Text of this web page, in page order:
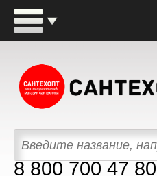
8 800 700 47 80